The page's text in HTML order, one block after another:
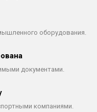
оборудования.
документами.
компаниями.